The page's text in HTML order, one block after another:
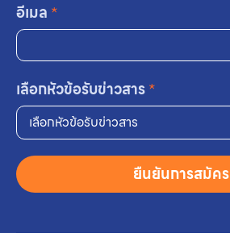
อีเมล *
เลือกหัวข้อรับข่าวสาร*
เลือกหัวข้อรับข่าวสาร
ยืนยันการสมัคร